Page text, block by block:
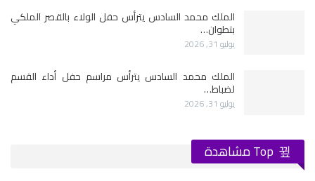
الملك محمد السادس يترأس حفل الولاء بالقصر الملكي
بتطوان…
يوليو 31, 2026
الملك محمد السادس يترأس مراسم حفل أداء القسم
لضباط…
يوليو 31, 2026